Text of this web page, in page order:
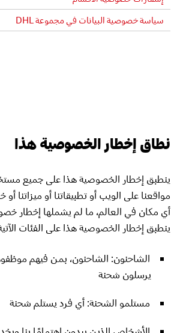
سياسة خصوصية البيانات في مجموعة DHL
نطاق إخطار الخصوصية هذا
ينطبق إخطار الخصوصية هذا على جميع
مواقعنا على الويب أو تطبيقاتنا أو ميزاتنا أو
أي مكان في العالم، ما لم يشملها إخطار
ينطبق إخطار الخصوصية هذا على الفئات
الشاحنون: الشاحنون، بمن فيهم
يرسلون شحنة
مستلمو الشحنة: أي فرد يستلم شحنة